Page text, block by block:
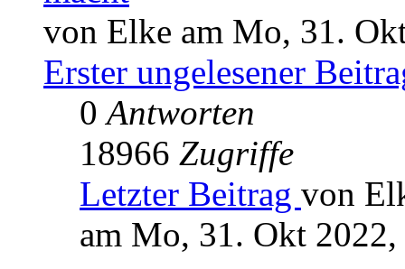
von Elke am Mo, 31.
Erster ungelesener
0Antworten
18966 Zugriffe
Letzter Beitrag von
am Mo, 31. Okt